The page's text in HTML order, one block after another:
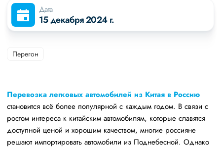
Дата
15 декабря 2024 г.
Перегон
Перевозка легковых автомобилей из Китая в Россию
становится всё более популярной с каждым годом. В связи с
ростом интереса к китайским автомобилям, которые славятся
доступной ценой и хорошим качеством, многие россияне
решают импортировать автомобили из Поднебесной. Однако